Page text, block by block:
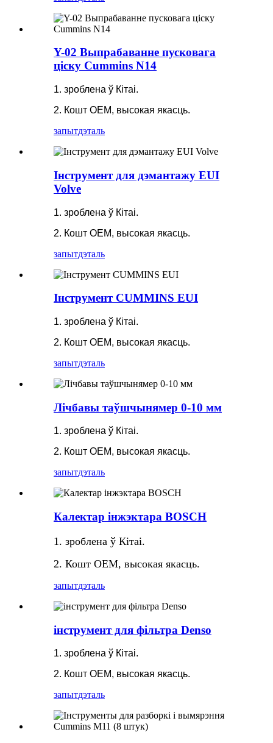
Y-02 Выпрабаванне пусковага
ціску Cummins N14
1. зроблена ў Кітаі.
2. Кошт OEM, высокая якасць.
запытдэталь
Інструмент для дэмантажу EUI
Volve
1. зроблена ў Кітаі.
2. Кошт OEM, высокая якасць.
запытдэталь
Інструмент CUMMINS EUI
1. зроблена ў Кітаі.
2. Кошт OEM, высокая якасць.
запытдэталь
Лічбавы таўшчынямер 0-10 мм
1. зроблена ў Кітаі.
2. Кошт OEM, высокая якасць.
запытдэталь
Калектар інжэктара BOSCH
1. зроблена ў Кітаі.
2. Кошт OEM, высокая якасць.
запытдэталь
інструмент для фільтра Denso
1. зроблена ў Кітаі.
2. Кошт OEM, высокая якасць.
запытдэталь